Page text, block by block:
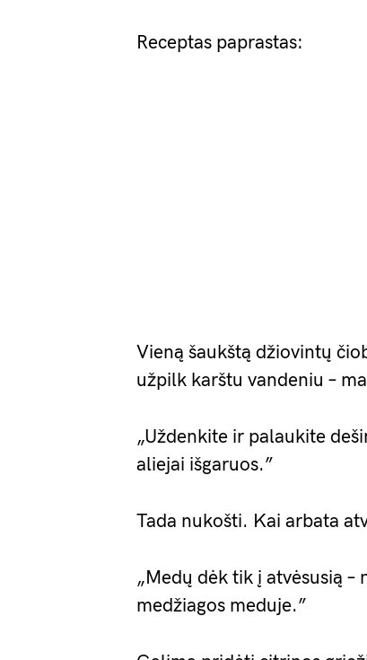
Receptas paprastas:
Vieną šaukštą džiovintų
užpilk karštu vandeniu –
„Uždenkite ir palaukite
aliejai išgaruos.”
Tada nukošti. Kai arbata
„Medų dėk tik į atvėsusią
medžiagos meduje.”